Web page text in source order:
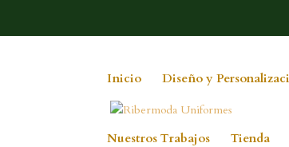
Inicio Diseño y
Nuestros Trabajos Tienda